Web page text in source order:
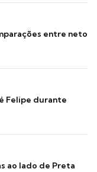
entre neto
Felipe durante
ao lado de Preta